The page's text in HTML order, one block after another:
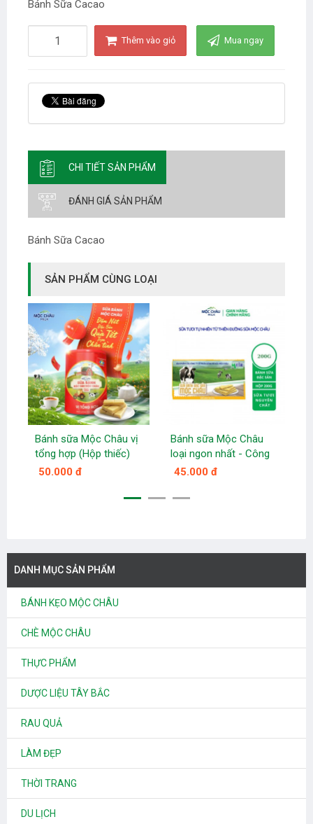
Bánh Sữa Cacao
Thêm vào giỏ Mua ngay
CHI TIẾT SẢN PHẨM
ĐÁNH GIÁ SẢN PHẨM
Bánh Sữa Cacao
SẢN PHẨM CÙNG LOẠI
Bánh sữa Mộc Châu vị
tổng hợp (Hộp thiếc)
50.000 đ
Bánh sữa Mộc Châu
loại ngon nhất - Công
ty sữa Mộc Châu
45.000 đ
DANH MỤC SẢN PHẨM
BÁNH KẸO MỘC CHÂU
CHÈ MỘC CHÂU
THỰC PHẨM
DƯỢC LIỆU TÂY BẮC
RAU QUẢ
LÀM ĐẸP
THỜI TRANG
DU LỊCH